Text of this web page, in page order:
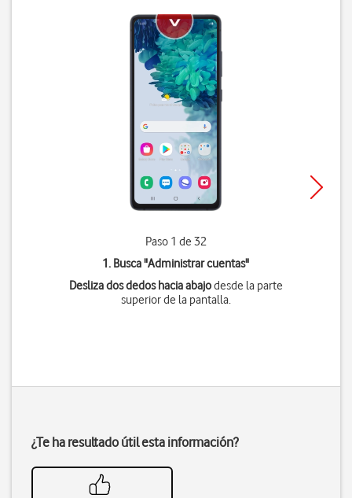
Paso 1 de 32
1. Busca "Administrar cuentas"
Desliza dos dedos hacia abajodesde la parte
superior de la pantalla.
¿Te ha resultado útil esta información?